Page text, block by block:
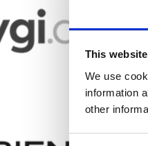
This
We use
information
other
Consent